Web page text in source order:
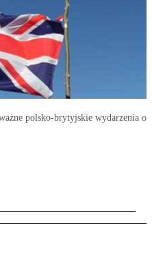
polsko-brytyjskie wydarzenia o